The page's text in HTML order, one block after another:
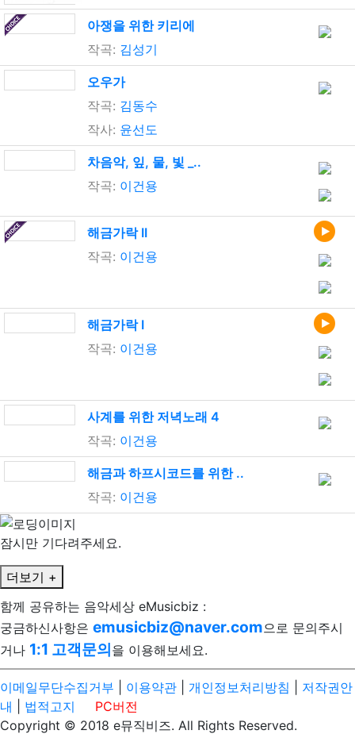
아쟁을 위한 키리에
작곡: 김성기
오우가
작곡: 김동수
작사: 윤선도
차음악, 잎, 물, 빛 _..
작곡: 이건용
해금가락 II
작곡: 이건용
해금가락 I
작곡: 이건용
사계를 위한 저녁노래 4
작곡: 이건용
해금과 하프시코드를 위한 ..
작곡: 이건용
잠시만 기다려주세요.
더보기 +
함께 공유하는 음악세상 eMusicbiz :
궁금하신사항은 emusicbiz@naver.com으로 문의주시
거나 1:1 고객문의을 이용해보세요.
이메일무단수집거부 이용약관 개인정보처리방침
저작권안
내
법적고지
PC버전
Copyright © 2018 e뮤직비즈. All Rights Reserved.